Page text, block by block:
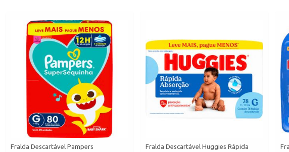
Fralda Descartável Pampers
Fralda Descartável Huggies Rápida